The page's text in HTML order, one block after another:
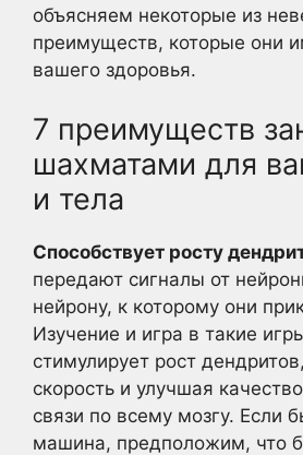
объясняем некоторые из
преимуществ, которые они
вашего здоровья.
7 преимуществ
шахматами для
и тела
Способствует росту
передают сигналы от
нейрону, к которому они
Изучение и игра в такие
стимулирует рост
скорость и улучшая
связи по всему мозгу. Если
машина, предположим, что